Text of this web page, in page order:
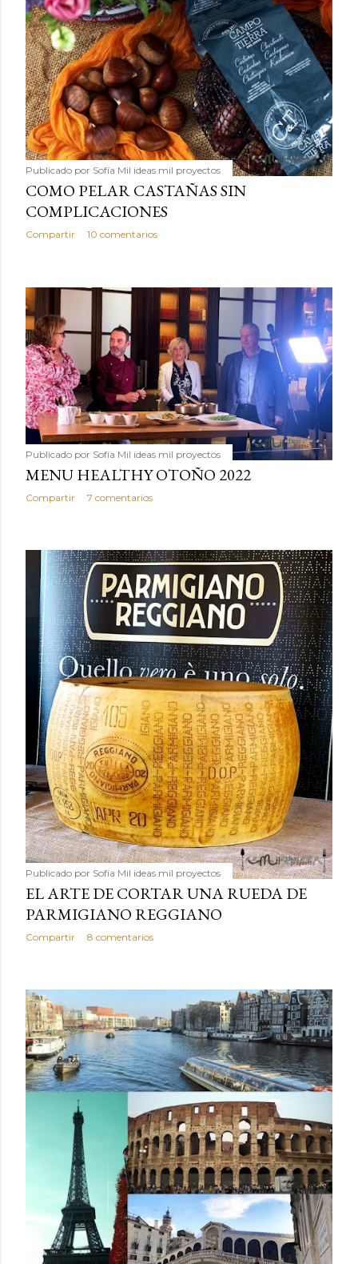
Publicado por Sofía Mil ideas mil proyectos
COMO PELAR CASTAÑAS SIN
COMPLICACIONES
Compartir 10 comentarios
Publicado por Sofía Mil ideas mil proyectos
MENU HEALTHY OTOÑO 2022
Compartir 7 comentarios
Publicado por Sofía Mil ideas mil proyectos
EL ARTE DE CORTAR UNA RUEDA DE
PARMIGIANO REGGIANO
Compartir 8 comentarios